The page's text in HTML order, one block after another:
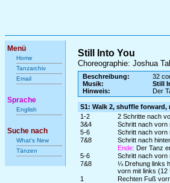
Menü
Home
Tanzarchiv
Email
Sprache
English
Suche nach
What's New
Tänzen
Still Into You
Choreographie: Joshua
Beschreibung:
32
Musik:
Still
Hinweis:
Der
S1: Walk 2, shuffle
1-2
2 Schritte nach
3&4
Schritt nach vorn
5-6
Schritt nach vorn
7&8
Schritt nach
Ende: Der Tanz
5-6
Schritt nach vorn
7&8
¼ Drehung links
vorn mit links (12
1
Rechten Fuß